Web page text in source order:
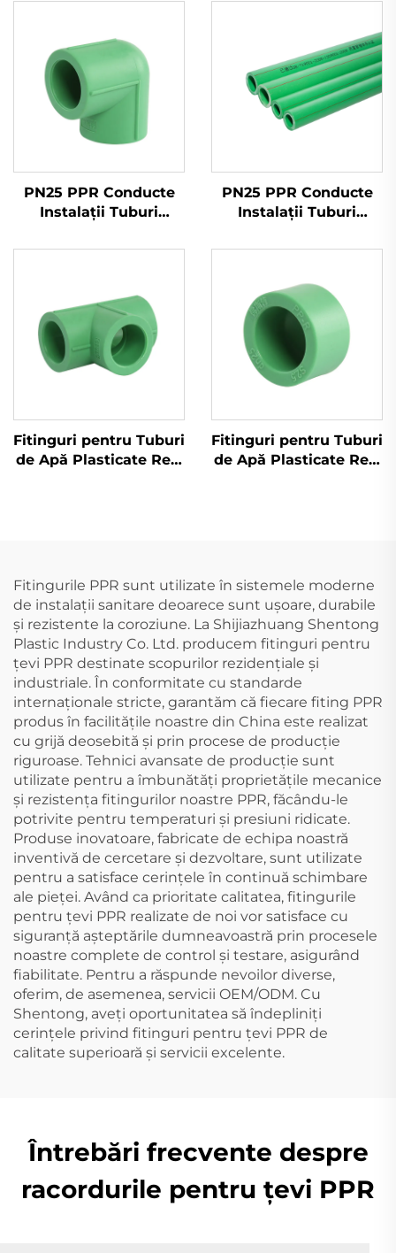
PN25 PPR Conducte
Instalații Tuburi
Caldă PPR
PN25 PPR Conducte
Instalații Tuburi
Caldă PPR
Fitinguri pentru Tuburi
de Apă Plasticate Reci
Fitinguri pentru Tuburi
de Apă Plasticate Reci
Fitingurile PPR sunt utilizate în sistemele moderne
de instalații sanitare deoarece sunt ușoare, durabile
și rezistente la coroziune. La Shijiazhuang Shentong
Plastic Industry Co. Ltd. producem fitinguri pentru
țevi PPR destinate scopurilor rezidențiale și
industriale. În conformitate cu standarde
internaționale stricte, garantăm că fiecare fiting PPR
produs în facilitățile noastre din China este realizat
cu grijă deosebită și prin procese de producție
riguroase. Tehnici avansate de producție sunt
utilizate pentru a îmbunătăți proprietățile mecanice
și rezistența fitingurilor noastre PPR, făcându-le
potrivite pentru temperaturi și presiuni ridicate.
Produse inovatoare, fabricate de echipa noastră
inventivă de cercetare și dezvoltare, sunt utilizate
pentru a satisface cerințele în continuă schimbare
ale pieței. Având ca prioritate calitatea, fitingurile
pentru țevi PPR realizate de noi vor satisface cu
siguranță așteptările dumneavoastră prin procesele
noastre complete de control și testare, asigurând
fiabilitate. Pentru a răspunde nevoilor diverse,
oferim, de asemenea, servicii OEM/ODM. Cu
Shentong, aveți oportunitatea să îndepliniți
cerințele privind fitinguri pentru țevi PPR de
calitate superioară și servicii excelente.
Întrebări frecvente despre
racordurile pentru țevi PPR